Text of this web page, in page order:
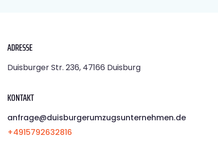
ADRESSE
Duisburger Str. 236, 47166 Duisburg
KONTAKT
anfrage@duisburgerumzugsunternehmen.de
+4915792632816